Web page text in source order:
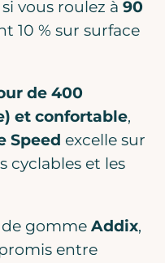
si vous roulez à90
10 % sur surface
de 400
et confortable,
Speed excelle sur
cyclables et les
de gommeAddix,
entre